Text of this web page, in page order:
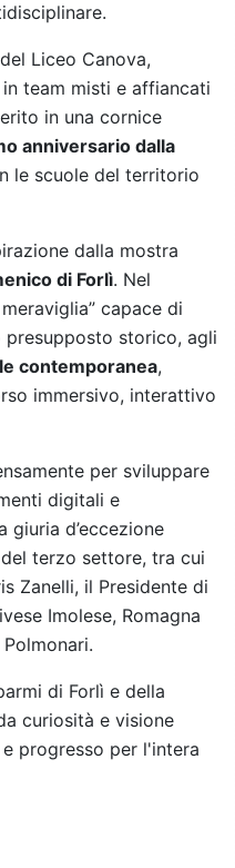
Liceo Canova,
team misti e affiancati
in una cornice
anniversario dalla
le scuole del territorio
dalla mostra
di Forlì. Nel
capace di
storico, agli
contemporanea,
immersivo, interattivo
per sviluppare
digitali e
d’eccezione
terzo settore, tra cui
Zanelli, il Presidente di
Imolese, Romagna
di Forlì e della
curiosità e visione
progresso per l'intera